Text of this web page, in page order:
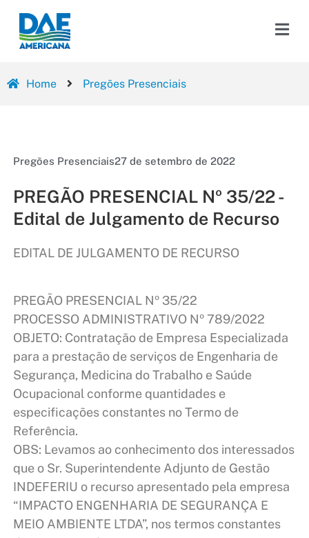
Home Pregões Presenciais
Pregões Presenciais27 de setembro de 2022
PREGÃO PRESENCIAL Nº 35/22 -
Edital de Julgamento de Recurso
EDITAL DE JULGAMENTO DE RECURSO
PREGÃO PRESENCIAL Nº 35/22
PROCESSO ADMINISTRATIVO Nº 789/2022
OBJETO: Contratação de Empresa Especializada
para a prestação de serviços de Engenharia de
Segurança, Medicina do Trabalho e Saúde
Ocupacional conforme quantidades e
especificações constantes no Termo de
Referência.
OBS: Levamos ao conhecimento dos interessados
que o Sr. Superintendente Adjunto de Gestão
INDEFERIU o recurso apresentado pela empresa
“IMPACTO ENGENHARIA DE SEGURANÇA E
MEIO AMBIENTE LTDA”, nos termos constantes